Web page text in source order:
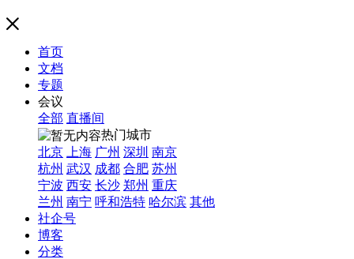
首页
文档
专题
会议
全部 直播间
热门城市
北京
上海 广州 深圳 南京
杭州 武汉 成都 合肥 苏州
宁波 西安 长沙 郑州 重庆
兰州 南宁 呼和浩特 哈尔滨 其他
社企号
博客
分类